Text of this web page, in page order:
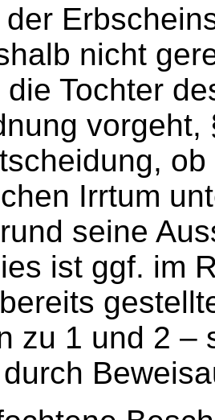
der
nicht
Tochter
Irrtum
seine
ist ggf. im
zu 1 und 2 –